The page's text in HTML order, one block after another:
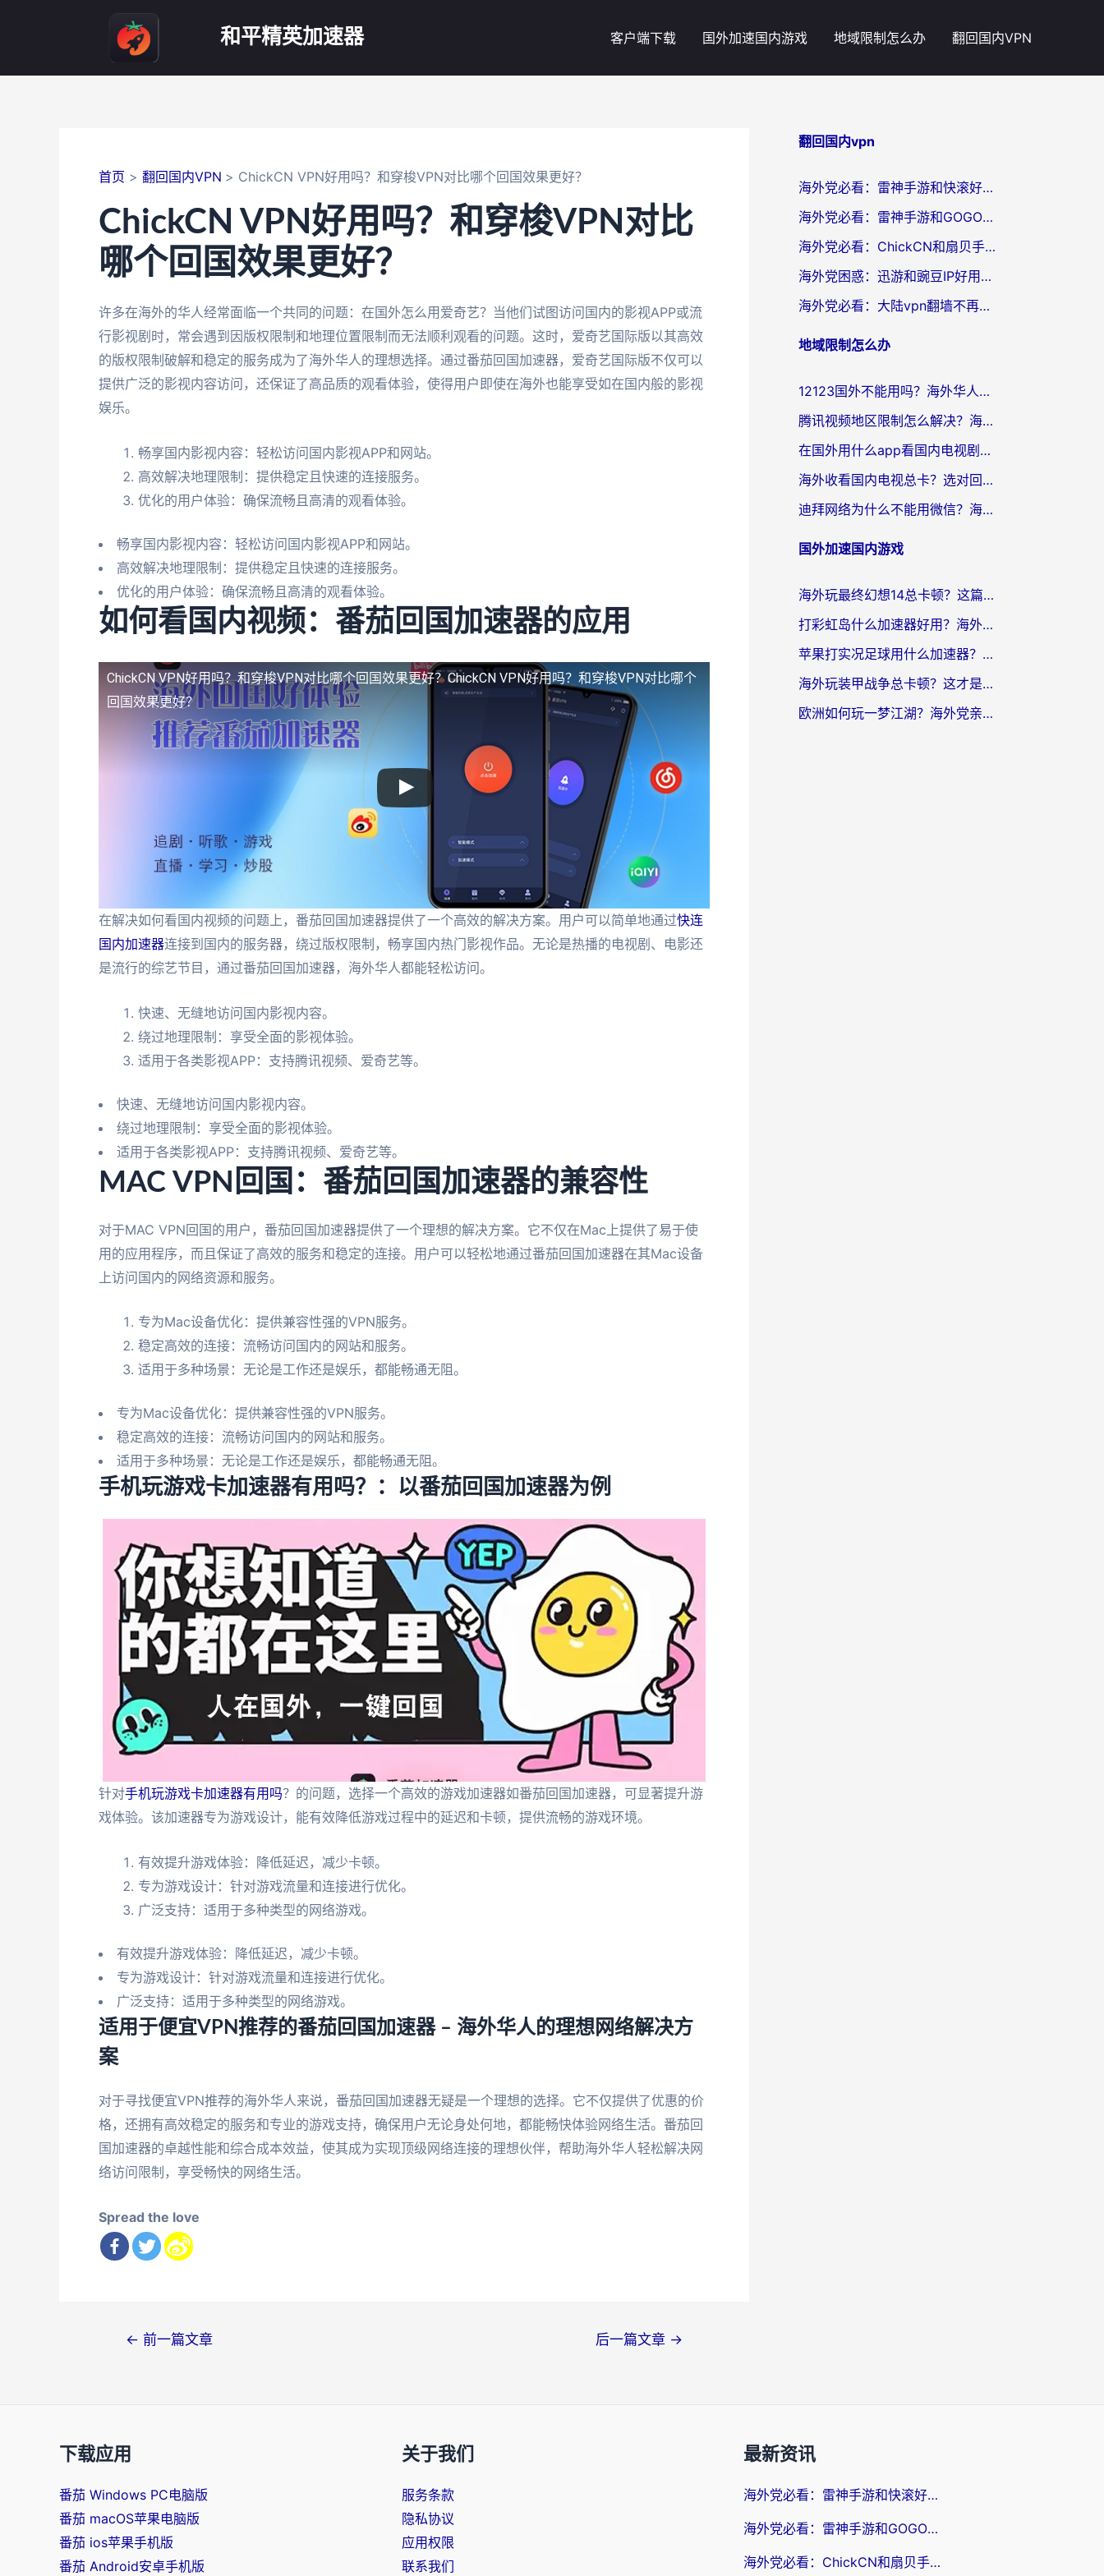
和平精英加速器 客户端下载 国外加速国内游戏 地域限制怎么办 翻回国内VPN
首页 翻回国内VPN ChickCN VPN好用吗？和穿梭VPN对比哪个回国效果更好？
ChickCN VPN好用吗？和穿梭VPN对比
哪个回国效果更好？
许多在海外的华人经常面临一个共同的问题：在国外怎么用爱奇艺？当他们试图访问国内的影视APP或流
行影视剧时，常会遇到因版权限制和地理位置限制而无法顺利观看的问题。这时，爱奇艺国际版以其高效
的版权限制破解和稳定的服务成为了海外华人的理想选择。通过番茄回国加速器，爱奇艺国际版不仅可以
提供广泛的影视内容访问，还保证了高品质的观看体验，使得用户即使在海外也能享受如在国内般的影视
娱乐。
畅享国内影视内容：轻松访问国内影视APP和网站。
高效解决地理限制：提供稳定且快速的连接服务。
优化的用户体验：确保流畅且高清的观看体验。
畅享国内影视内容：轻松访问国内影视APP和网站。
高效解决地理限制：提供稳定且快速的连接服务。
优化的用户体验：确保流畅且高清的观看体验。
如何看国内视频：番茄回国加速器的应用
ChickCN VPN好用吗？和穿梭VPN对比哪个回国效果更好？ChickCN VPN好用吗？和穿梭VPN对比哪个
回国效果更好？
在解决如何看国内视频的问题上，番茄回国加速器提供了一个高效的解决方案。用户可以简单地通过快连
国内加速器连接到国内的服务器，绕过版权限制，畅享国内热门影视作品。无论是热播的电视剧、电影还
是流行的综艺节目，通过番茄回国加速器，海外华人都能轻松访问。
快速、无缝地访问国内影视内容。
绕过地理限制：享受全面的影视体验。
适用于各类影视APP：支持腾讯视频、爱奇艺等。
快速、无缝地访问国内影视内容。
绕过地理限制：享受全面的影视体验。
适用于各类影视APP：支持腾讯视频、爱奇艺等。
MAC VPN回国：番茄回国加速器的兼容性
对于MAC VPN回国的用户，番茄回国加速器提供了一个理想的解决方案。它不仅在Mac上提供了易于使
用的应用程序，而且保证了高效的服务和稳定的连接。用户可以轻松地通过番茄回国加速器在其Mac设备
上访问国内的网络资源和服务。
专为Mac设备优化：提供兼容性强的VPN服务。
稳定高效的连接：流畅访问国内的网站和服务。
适用于多种场景：无论是工作还是娱乐，都能畅通无阻。
专为Mac设备优化：提供兼容性强的VPN服务。
稳定高效的连接：流畅访问国内的网站和服务。
适用于多种场景：无论是工作还是娱乐，都能畅通无阻。
手机玩游戏卡加速器有用吗？：以番茄回国加速器为例
针对手机玩游戏卡加速器有用吗？的问题，选择一个高效的游戏加速器如番茄回国加速器，可显著提升游
戏体验。该加速器专为游戏设计，能有效降低游戏过程中的延迟和卡顿，提供流畅的游戏环境。
有效提升游戏体验：降低延迟，减少卡顿。
专为游戏设计：针对游戏流量和连接进行优化。
广泛支持：适用于多种类型的网络游戏。
有效提升游戏体验：降低延迟，减少卡顿。
专为游戏设计：针对游戏流量和连接进行优化。
广泛支持：适用于多种类型的网络游戏。
适用于便宜VPN推荐的番茄回国加速器 – 海外华人的理想网络解决方
案
对于寻找便宜VPN推荐的海外华人来说，番茄回国加速器无疑是一个理想的选择。它不仅提供了优惠的价
格，还拥有高效稳定的服务和专业的游戏支持，确保用户无论身处何地，都能畅快体验网络生活。番茄回
国加速器的卓越性能和综合成本效益，使其成为实现顶级网络连接的理想伙伴，帮助海外华人轻松解决网
络访问限制，享受畅快的网络生活。
Spread the love
← 前一篇文章 后一篇文章 →
翻回国内vpn
海外党必看：雷神手游和快滚好用吗？3步选对回国加速器无缝刷国内资源
海外党必看：雷神手游和GOGO好用吗？3步选对回国加速器，无缝刷剧玩原神
海外党必看：ChickCN和扇贝手游好用吗？3步选对回国加速器无缝刷国内资源
海外党困惑：迅游和豌豆IP好用吗？选对回国加速器，刷剧游戏再也不卡
海外党必看：大陆vpn翻墙不再难！选对加速器，无缝刷国内资源
地域限制怎么办
12123国外不能用吗？海外华人亲测有效的回国加速方案来了
腾讯视频地区限制怎么解决？海外党亲测有效的回国加速器选择指南
在国外用什么app看国内电视剧？留学生亲测有效的回国加速方案
海外收看国内电视总卡？选对回国加速器，让你流畅追《狂飙》《长相思》
迪拜网络为什么不能用微信？海外党必看的回国加速解决方案
国外加速国内游戏
海外玩最终幻想14总卡顿？这篇指南教你选对加速器（附非洲美国玩家实测）
打彩虹岛什么加速器好用？海外党亲测的国服游戏加速终极指南
苹果打实况足球用什么加速器？海外党亲测有效的国服游戏加速指南
海外玩装甲战争总卡顿？这才是玩装甲战争最好的加速器（附马来西亚玩重装上阵攻略）
欧洲如何玩一梦江湖？海外党亲测有效的国服游戏加速指南
下载应用
番茄 Windows PC电脑版
番茄 macOS苹果电脑版
番茄 ios苹果手机版
番茄 Android安卓手机版
关于我们
服务条款
隐私协议
应用权限
联系我们
最新资讯
海外党必看：雷神手游和快滚好用吗？3步选对回国加速器无缝刷国内资源
海外党必看：雷神手游和GOGO好用吗？3步选对回国加速器，无缝刷剧玩原神
海外党必看：ChickCN和扇贝手游好用吗？3步选对回国加速器无缝刷国内资源